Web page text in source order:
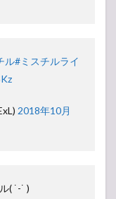
ル#ミスチルライ
2018年10月
( ˙-˙ )